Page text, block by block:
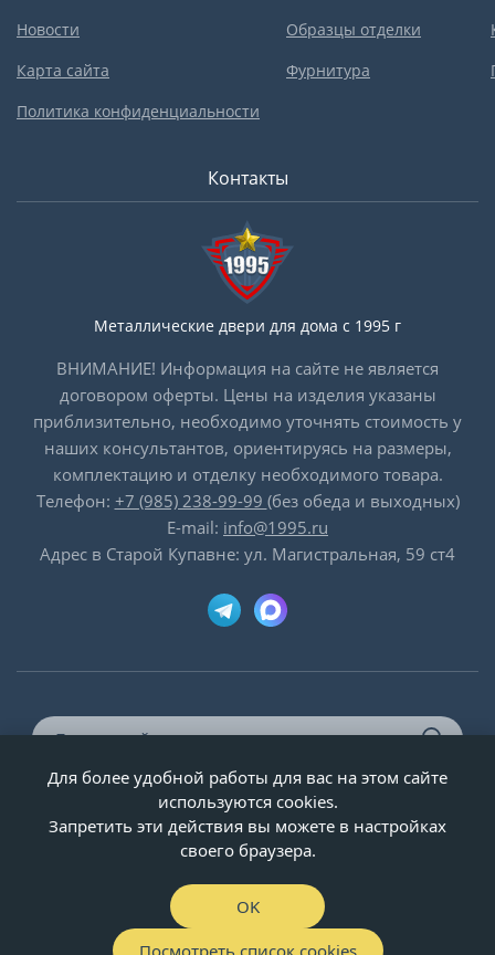
Новости
Карта сайта
Политика конфиденциальности
Образцы отделки
Фурнитура
Контакты
Металлические двери для дома с 1995 г
ВНИМАНИЕ! Информация на сайте не является
договором оферты. Цены на изделия указаны
приблизительно, необходимо уточнять стоимость у
наших консультантов, ориентируясь на размеры,
комплектацию и отделку необходимого товара.
Телефон: +7 (985) 238-99-99 (без обеда и выходных)
E-mail: info@1995.ru
Адрес в Старой Купавне: ул. Магистральная, 59 ст4
© ООО «Двери-и-точка», ИНН 5020092947, 1995-2026 г.
Для более удобной работы для вас на этом сайте
используются cookies.
Запретить эти действия вы можете в настройках
своего браузера.
OK
Посмотреть список cookies